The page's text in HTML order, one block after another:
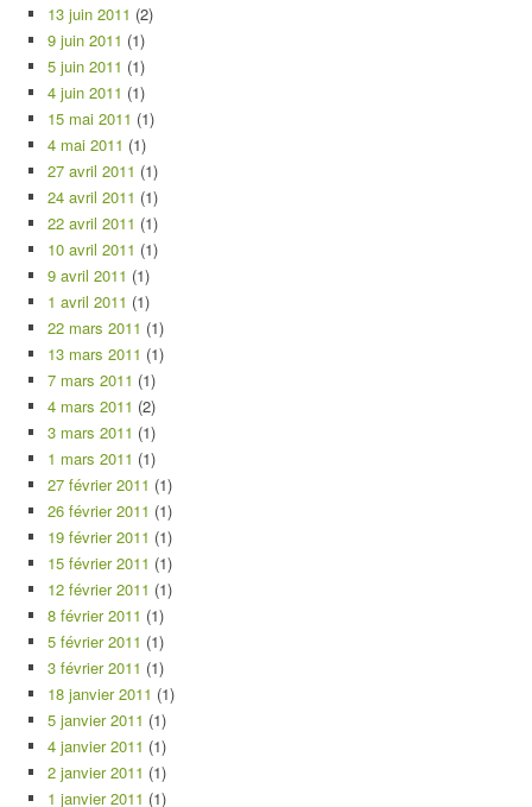
13 juin 2011 (2)
9 juin 2011 (1)
5 juin 2011 (1)
4 juin 2011 (1)
15 mai 2011 (1)
4 mai 2011 (1)
27 avril 2011 (1)
24 avril 2011 (1)
22 avril 2011 (1)
10 avril 2011 (1)
9 avril 2011 (1)
1 avril 2011 (1)
22 mars 2011 (1)
13 mars 2011 (1)
7 mars 2011 (1)
4 mars 2011 (2)
3 mars 2011 (1)
1 mars 2011 (1)
27 février 2011 (1)
26 février 2011 (1)
19 février 2011 (1)
15 février 2011 (1)
12 février 2011 (1)
8 février 2011 (1)
5 février 2011 (1)
3 février 2011 (1)
18 janvier 2011 (1)
5 janvier 2011 (1)
4 janvier 2011 (1)
2 janvier 2011 (1)
1 janvier 2011 (1)